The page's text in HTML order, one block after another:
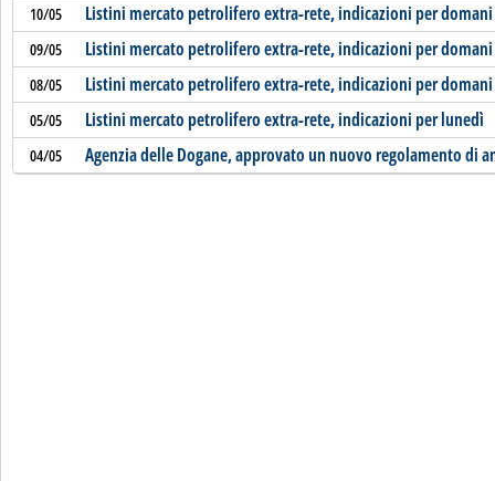
10/05 Listini mercato petrolifero extra-rete, indicazioni per domani
09/05 Listini mercato petrolifero extra-rete, indicazioni per domani
08/05 Listini mercato petrolifero extra-rete, indicazioni per domani
05/05 Listini mercato petrolifero extra-rete, indicazioni per lunedì
04/05 Agenzia delle Dogane, approvato un nuovo regolamento di